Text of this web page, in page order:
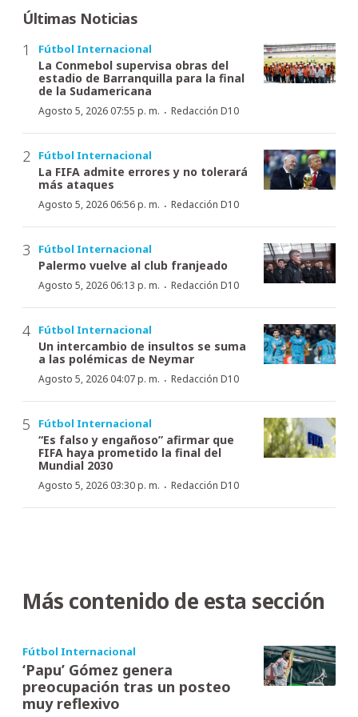
Últimas Noticias
Fútbol Internacional
La Conmebol supervisa obras del
estadio de Barranquilla para la final
de la Sudamericana
Agosto 5, 2026 07:55 p. m. · Redacción D10
Fútbol Internacional
La FIFA admite errores y no tolerará
más ataques
Agosto 5, 2026 06:56 p. m. · Redacción D10
Fútbol Internacional
Palermo vuelve al club franjeado
Agosto 5, 2026 06:13 p. m. · Redacción D10
Fútbol Internacional
Un intercambio de insultos se suma
a las polémicas de Neymar
Agosto 5, 2026 04:07 p. m. · Redacción D10
Fútbol Internacional
“Es falso y engañoso” afirmar que
FIFA haya prometido la final del
Mundial 2030
Agosto 5, 2026 03:30 p. m. · Redacción D10
Más contenido de esta sección
Fútbol Internacional
‘Papu’ Gómez genera
preocupación tras un posteo
muy reflexivo